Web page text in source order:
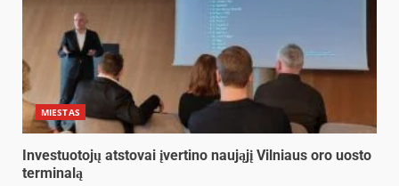
MIESTAS
Investuotojų atstovai įvertino naująjį Vilniaus oro uosto
terminalą